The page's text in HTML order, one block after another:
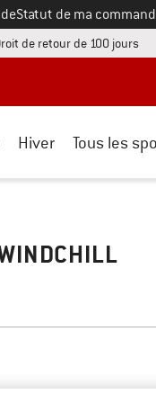
Statut de ma
boîte d'information
de retour de 100 jours
Hiver Tous les